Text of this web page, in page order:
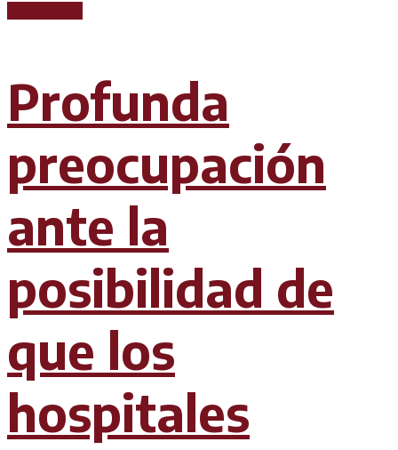
Profunda
preocupación
ante la
posibilidad de
que los
hospitales